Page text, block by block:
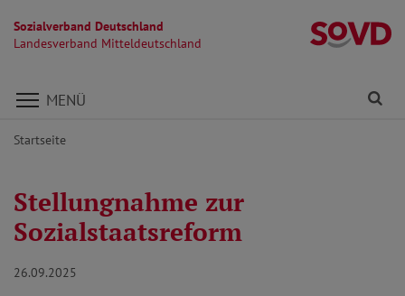
Sozialverband Deutschland
Landesverband Mitteldeutschland
Direkt zu den Inhalten springen
MENÜ
Startseite
Stellungnahme zur
Sozialstaatsreform
26.09.2025